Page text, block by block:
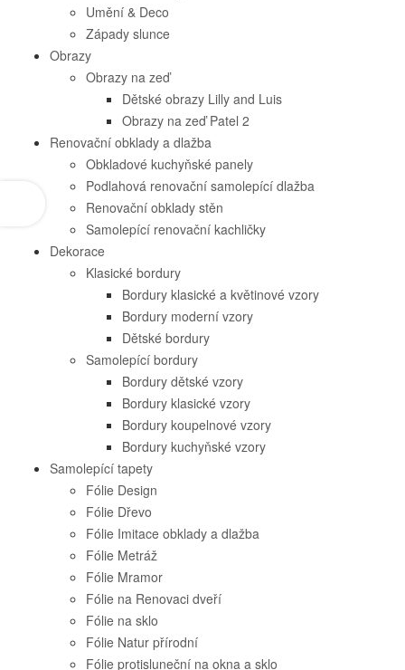
Umění & Deco
Západy slunce
Obrazy
Obrazy na zeď
Dětské obrazy Lilly and Luis
Obrazy na zeď Patel 2
Renovační obklady a dlažba
Obkladové kuchyňské panely
Podlahová renovační samolepící dlažba
Renovační obklady stěn
Samolepící renovační kachličky
Dekorace
Klasické bordury
Bordury klasické a květinové vzory
Bordury moderní vzory
Dětské bordury
Samolepící bordury
Bordury dětské vzory
Bordury klasické vzory
Bordury koupelnové vzory
Bordury kuchyňské vzory
Samolepící tapety
Fólie Design
Fólie Dřevo
Fólie Imitace obklady a dlažba
Fólie Metráž
Fólie Mramor
Fólie na Renovaci dveří
Fólie na sklo
Fólie Natur přírodní
Fólie protisluneční na okna a sklo